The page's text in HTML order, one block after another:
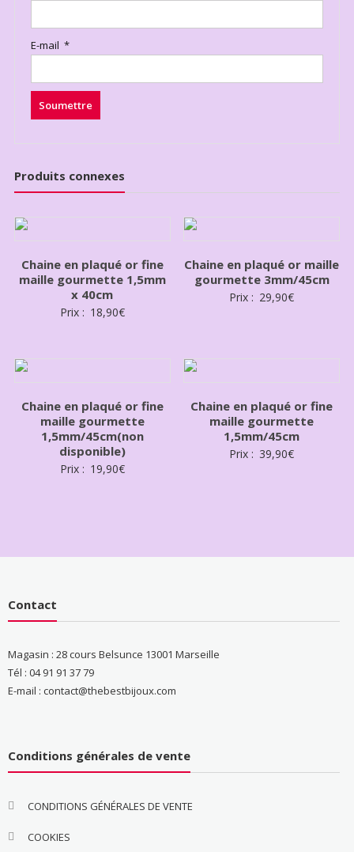
E-mail *
Produits connexes
Chaine en plaqué or fine
maille gourmette 1,5mm
x 40cm
Prix : 18,90€
Chaine en plaqué or maille
gourmette 3mm/45cm
Prix : 29,90€
Chaine en plaqué or fine
maille gourmette
1,5mm/45cm(non
disponible)
Prix : 19,90€
Chaine en plaqué or fine
maille gourmette
1,5mm/45cm
Prix : 39,90€
Contact
Magasin : 28 cours Belsunce 13001 Marseille
Tél : 04 91 91 37 79
E-mail : contact@thebestbijoux.com
Conditions générales de vente
CONDITIONS GÉNÉRALES DE VENTE
COOKIES